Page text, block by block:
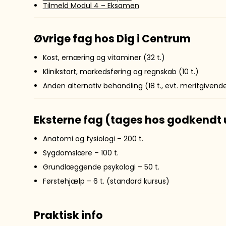
Tilmeld Modul 4 – Eksamen
Øvrige fag hos Dig i Centrum
Kost, ernæring og vitaminer (32 t.)
Klinikstart, markedsføring og regnskab (10 t.)
Anden alternativ behandling (18 t., evt.
Eksterne fag (tages hos godkendt
Anatomi og fysiologi – 200 t.
Sygdomslære – 100 t.
Grundlæggende psykologi – 50 t.
Førstehjælp – 6 t. (standard kursus)
Praktisk info